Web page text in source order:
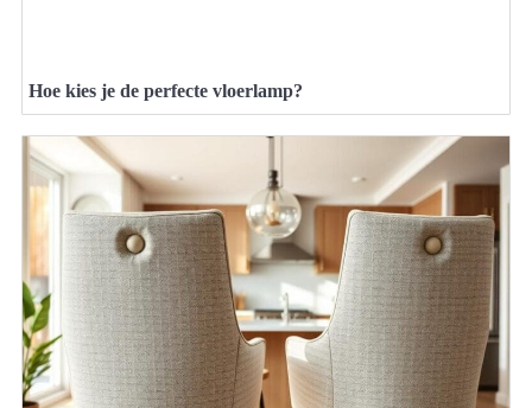
Hoe kies je de perfecte vloerlamp?